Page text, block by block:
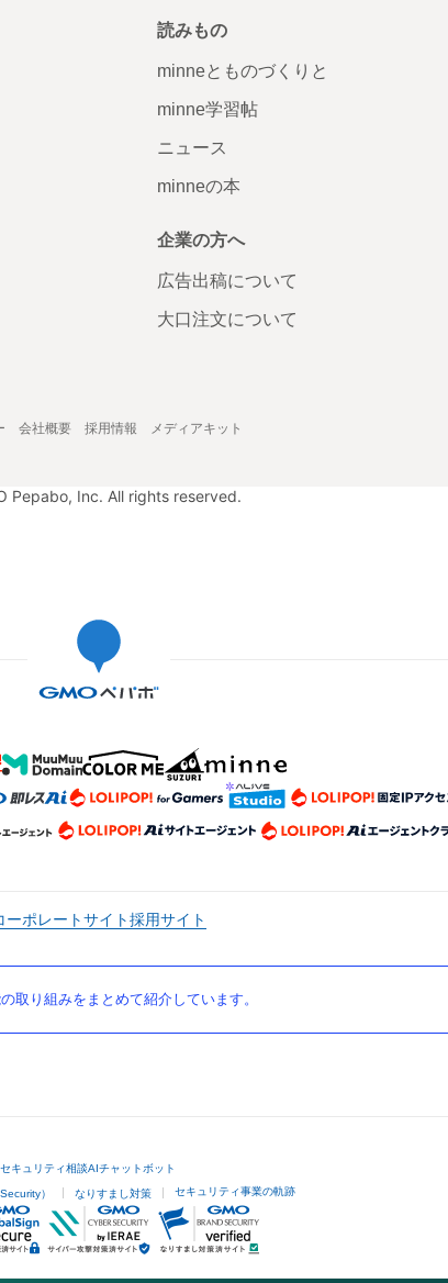
読みもの
minneとものづくりと
minne学習帖
ニュース
minneの本
企業の方へ
広告出稿について
大口注文について
会社概要 採用情報 メディアキット
Pepabo, Inc. All rights reserved.
ーポレートサイト採用サイト
取り組みをまとめて紹介しています。
セキュリティ相談AIチャットボット
） なりすまし対策 セキュリティ事業の軌跡